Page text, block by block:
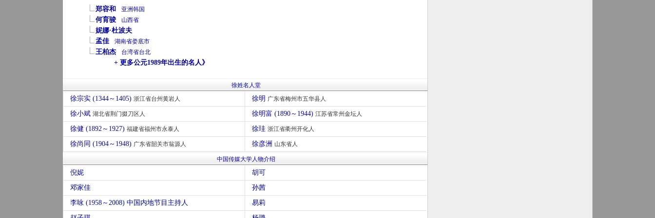
郑容和 亚洲韩国
何育骏 山西省
妮娜·杜波夫
孟佳
湖南省娄底市
王柏杰 台湾省台北
+ 更多公元1989年出生的名人》
徐姓名人堂
徐宗实 (1344～1405) 浙江省台州黄岩人 徐明 广东省梅州市五华县人
徐小斌 湖北省荆门掇刀区人 徐明富 (1890～1944) 江苏省常州金坛人
徐健 (1892～1927) 福建省福州市永泰人 徐珪 浙江省衢州开化人
徐尚同 (1904～1948) 广东省韶关市翁源人 徐彦洲 山东省人
中国传媒大学人物介绍
倪妮 胡可
邓家佳 孙茜
李咏 (1958～2008) 中国内地节目主持人 易莉